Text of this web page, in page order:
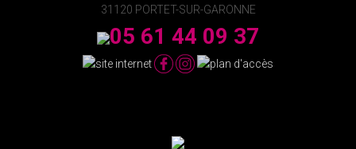
31120 PORTET-SUR-GARONNE
05 61 44 09 37